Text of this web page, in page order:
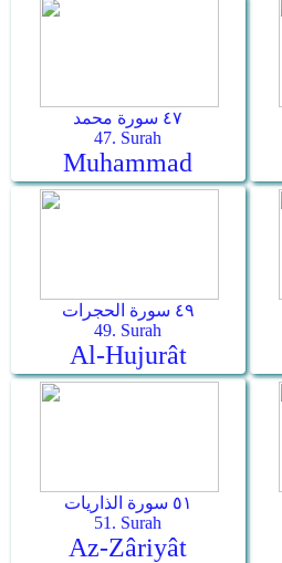
٤٧ سورة محمد
47. Surah
Muhammad
٤٩ سورة الحجرات
49. Surah
Al-Hujurât
٥١ سورة الذاريات
51. Surah
Az-Zâriyât